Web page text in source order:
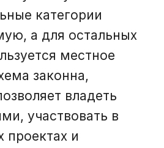
категории
а для остальных
местное
законна,
владеть
участвовать в
проектах и